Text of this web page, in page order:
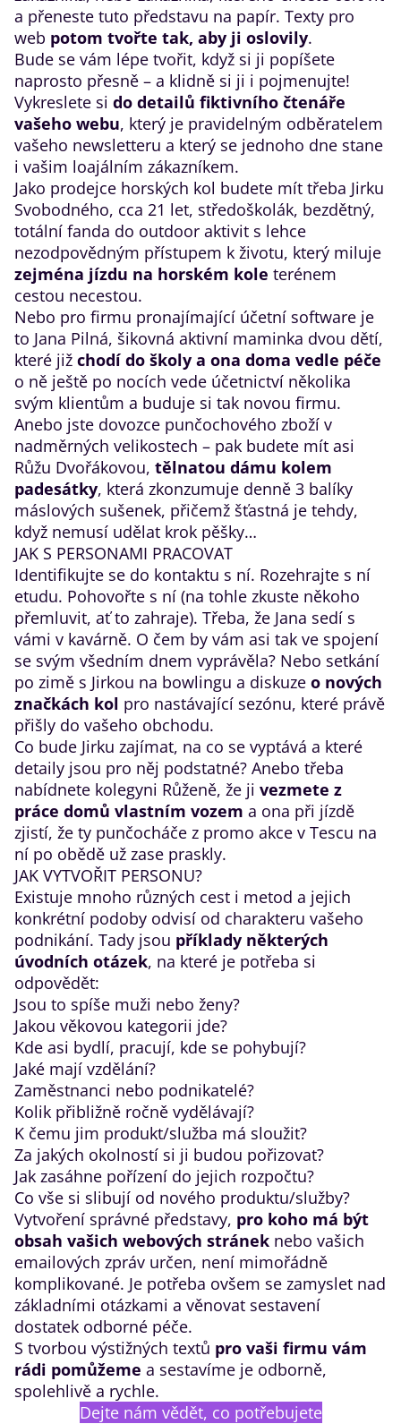
a přeneste tuto představu na papír. Texty pro
web potom tvořte tak, aby ji oslovily.
Bude se vám lépe tvořit, když si ji popíšete
naprosto přesně – a klidně si ji i pojmenujte!
Vykreslete si do detailů fiktivního čtenáře
vašeho webu, který je pravidelným odběratelem
vašeho newsletteru a který se jednoho dne stane
i vašim loajálním zákazníkem.
Jako prodejce horských kol budete mít třeba Jirku
Svobodného, cca 21 let, středoškolák, bezdětný,
totální fanda do outdoor aktivit s lehce
nezodpovědným přístupem k životu, který miluje
zejména jízdu na horském kole terénem
cestou necestou.
Nebo pro firmu pronajímající účetní software je
to Jana Pilná, šikovná aktivní maminka dvou dětí,
které již chodí do školy a ona doma vedle péče
o ně ještě po nocích vede účetnictví několika
svým klientům a buduje si tak novou firmu.
Anebo jste dovozce punčochového zboží v
nadměrných velikostech – pak budete mít asi
Růžu Dvořákovou, tělnatou dámu kolem
padesátky, která zkonzumuje denně 3 balíky
máslových sušenek, přičemž šťastná je tehdy,
když nemusí udělat krok pěšky…
JAK S PERSONAMI PRACOVAT
Identifikujte se do kontaktu s ní. Rozehrajte s ní
etudu. Pohovořte s ní (na tohle zkuste někoho
přemluvit, ať to zahraje). Třeba, že Jana sedí s
vámi v kavárně. O čem by vám asi tak ve spojení
se svým všedním dnem vyprávěla? Nebo setkání
po zimě s Jirkou na bowlingu a diskuze o nových
značkách kol pro nastávající sezónu, které právě
přišly do vašeho obchodu.
Co bude Jirku zajímat, na co se vyptává a které
detaily jsou pro něj podstatné? Anebo třeba
nabídnete kolegyni Růženě, že ji vezmete z
práce domů vlastním vozem a ona při jízdě
zjistí, že ty punčocháče z promo akce v Tescu na
ní po obědě už zase praskly.
JAK VYTVOŘIT PERSONU?
Existuje mnoho různých cest i metod a jejich
konkrétní podoby odvisí od charakteru vašeho
podnikání. Tady jsou příklady některých
úvodních otázek, na které je potřeba si
odpovědět:
Jsou to spíše muži nebo ženy?
Jakou věkovou kategorii jde?
Kde asi bydlí, pracují, kde se pohybují?
Jaké mají vzdělání?
Zaměstnanci nebo podnikatelé?
Kolik přibližně ročně vydělávají?
K čemu jim produkt/služba má sloužit?
Za jakých okolností si ji budou pořizovat?
Jak zasáhne pořízení do jejich rozpočtu?
Co vše si slibují od nového produktu/služby?
Vytvoření správné představy, pro koho má být
obsah vašich webových stránek nebo vašich
emailových zpráv určen, není mimořádně
komplikované. Je potřeba ovšem se zamyslet nad
základními otázkami a věnovat sestavení
dostatek odborné péče.
S tvorbou výstižných textů pro vaši firmu vám
rádi pomůžeme a sestavíme je odborně,
spolehlivě a rychle.
Dejte nám vědět, co potřebujete